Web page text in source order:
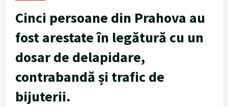
Cinci persoane din Prahova au
fost arestate în legătură cu un
dosar de delapidare,
contrabandă și trafic de
bijuterii.